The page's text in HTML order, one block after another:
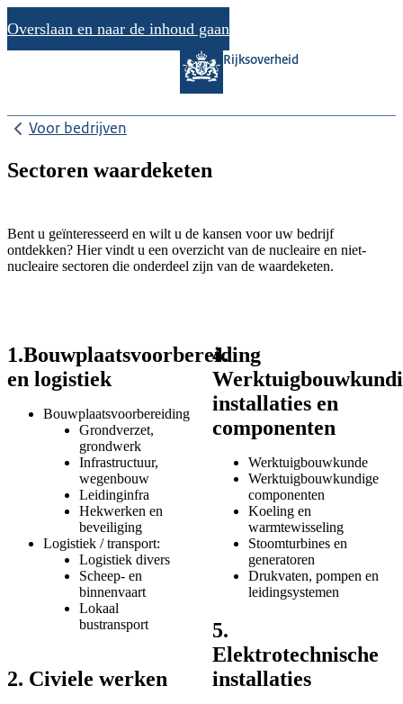
Overslaan en naar de inhoud gaan
Rijksoverheid
Voor bedrijven
Sectoren waardeketen
Bent u geïnteresseerd en wilt u de kansen voor uw bedrijf
ontdekken? Hier vindt u een overzicht van de nucleaire en niet-
nucleaire sectoren die onderdeel zijn van de waardeketen.
1.Bouwplaatsvoorbereiding
en logistiek
Bouwplaatsvoorbereiding
Grondverzet,
grondwerk
Infrastructuur,
wegenbouw
Leidinginfra
Hekwerken en
beveiliging
Logistiek / transport:
Logistiek divers
Scheep- en
binnenvaart
Lokaal
bustransport
2. Civiele werken
4.
installaties en
componenten
Werktuigbouwkunde
Werktuigbouwkundige
componenten
Koeling en
warmtewisseling
Stoomturbines en
generatoren
Drukvaten, pompen en
leidingsystemen
5.
Elektrotechnische
installaties